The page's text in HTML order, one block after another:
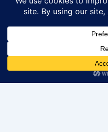
Rental Motor